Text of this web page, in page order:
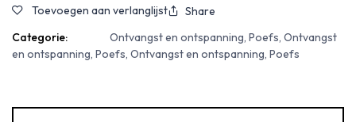
Toevoegen aan verlanglijst
Share
Categorie:
Ontvangst en ontspanning, Poefs, Ontvangst
en ontspanning, Poefs, Ontvangst en ontspanning, Poefs